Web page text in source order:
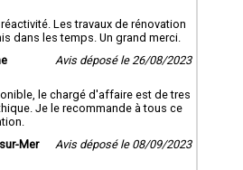
Les travaux de rénovation
dans les temps. Un grand merci.
Avis déposé le 26/08/2023
le chargé d'affaire est de tres
Je le recommande à tous ce
Mer
Avis déposé le 08/09/2023